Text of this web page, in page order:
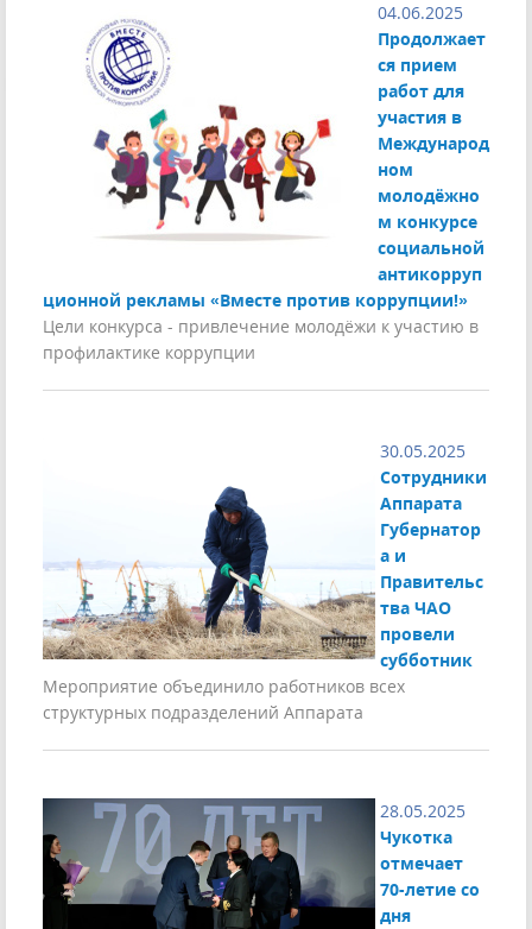
04.06.2025
Продолжает
ся прием
работ для
участия в
Международ
ном
молодёжно
м конкурсе
социальной
антикорруп
ционной рекламы «Вместе против коррупции!»
Цели конкурса - привлечение молодёжи к участию в
профилактике коррупции
30.05.2025
Сотрудники
Аппарата
Губернатор
а и
Правительс
тва ЧАО
провели
субботник
Мероприятие объединило работников всех
структурных подразделений Аппарата
28.05.2025
Чукотка
отмечает
70-летие со
дня